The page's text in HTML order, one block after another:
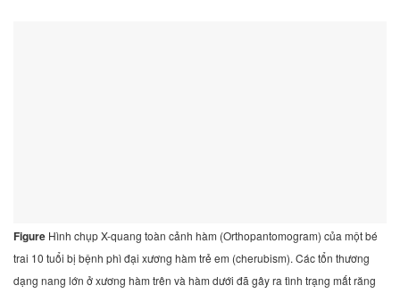
Figure Hình chụp X-quang toàn cảnh hàm (Orthopantomogram) của một bé
trai 10 tuổi bị bệnh phì đại xương hàm trẻ em (cherubism). Các tổn thương
dạng nang lớn ở xương hàm trên và hàm dưới đã gây ra tình trạng mất răng